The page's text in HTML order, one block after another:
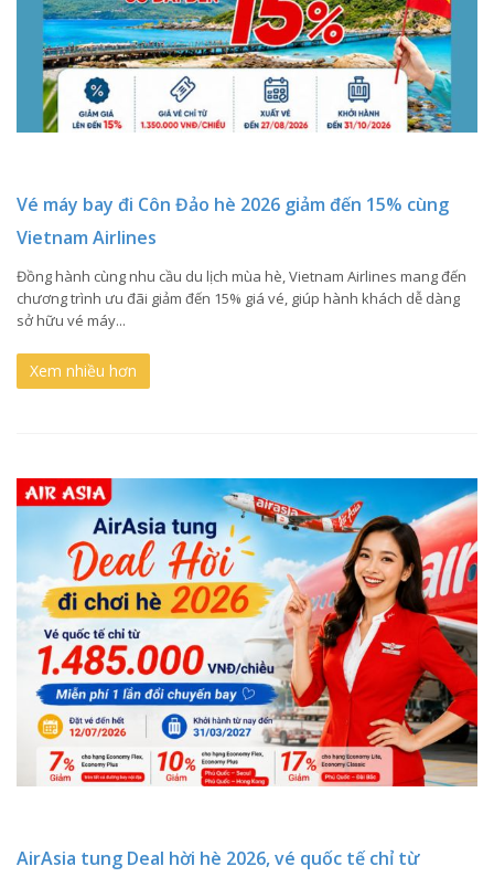
Vé máy bay đi Côn Đảo hè 2026 giảm đến 15% cùng
Vietnam Airlines
Đồng hành cùng nhu cầu du lịch mùa hè, Vietnam Airlines mang đến
chương trình ưu đãi giảm đến 15% giá vé, giúp hành khách dễ dàng
sở hữu vé máy...
Xem nhiều hơn
AirAsia tung Deal hời hè 2026, vé quốc tế chỉ từ